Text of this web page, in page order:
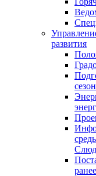
развития